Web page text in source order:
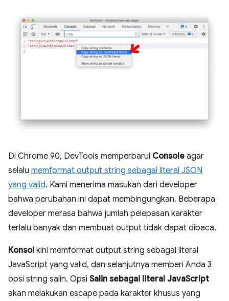
Di Chrome 90, DevTools memperbarui Console agar
selalu memformat output string sebagai literal JSON
yang valid. Kami menerima masukan dari developer
bahwa perubahan ini dapat membingungkan. Beberapa
developer merasa bahwa jumlah pelepasan karakter
terlalu banyak dan membuat output tidak dapat dibaca.
Konsol kini memformat output string sebagai literal
JavaScript yang valid, dan selanjutnya memberi Anda 3
opsi string salin. Opsi Salin sebagai literal JavaScript
akan melakukan escape pada karakter khusus yang